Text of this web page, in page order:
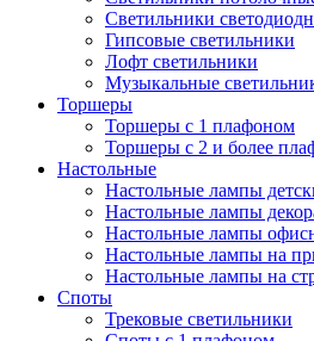
Светильники
Гипсовые светильники
Лофт светильники
Музыкальные
Торшеры
Торшеры с 1 плафоном
Торшеры с 2 и более
Настольные
Настольные лампы
Настольные лампы
Настольные лампы
Настольные лампы на
Настольные лампы на
Споты
Трековые светильники